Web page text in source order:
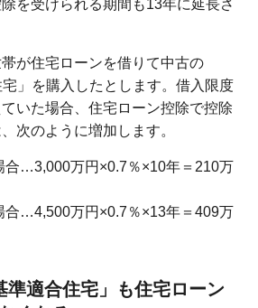
を受けられる期間も13年に延長さ
が住宅ローンを借りて中古の
宅」を購入したとします。借入限度
いた場合、住宅ローン控除で控除
次のように増加します。
合…3,000万円×0.7％×10年＝210万
合…4,500万円×0.7％×13年＝409万
準適合住宅」も住宅ローン